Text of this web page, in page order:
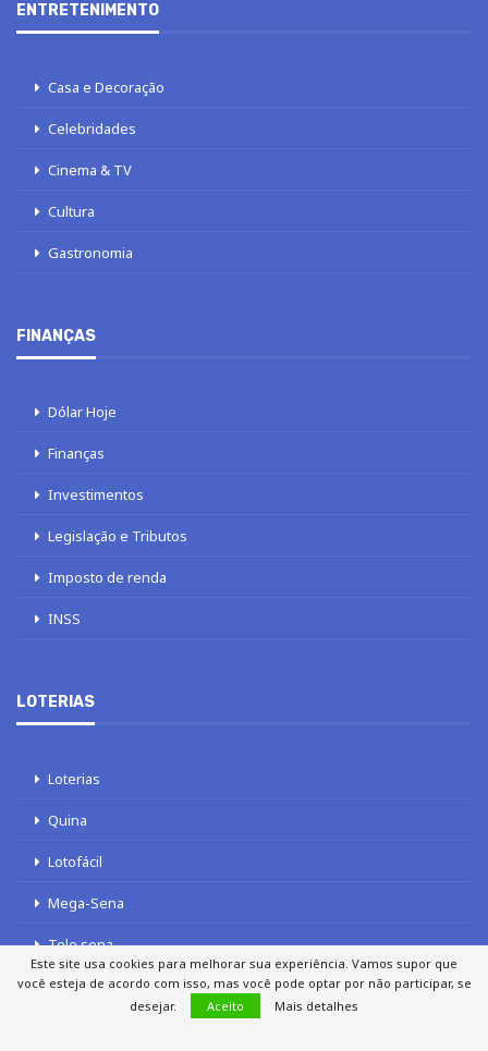
ENTRETENIMENTO
Casa e Decoração
Celebridades
Cinema & TV
Cultura
Gastronomia
FINANÇAS
Dólar Hoje
Finanças
Investimentos
Legislação e Tributos
Imposto de renda
INSS
LOTERIAS
Loterias
Quina
Lotofácil
Mega-Sena
Tele sena
Este site usa cookies para melhorar sua experiência. Vamos supor que
você esteja de acordo com isso, mas você pode optar por não participar, se
desejar.
Aceito Mais detalhes